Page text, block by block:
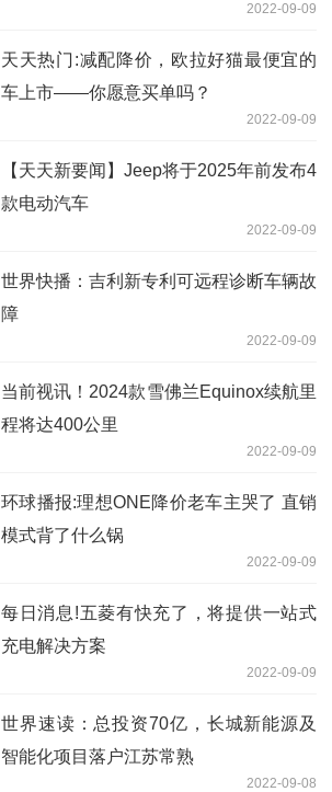
2022-09-09
天天热门:减配降价，欧拉好猫最便宜的
车上市——你愿意买单吗？
2022-09-09
【天天新要闻】Jeep将于2025年前发布4
款电动汽车
2022-09-09
世界快播：吉利新专利可远程诊断车辆故
障
2022-09-09
当前视讯！2024款雪佛兰Equinox续航里
程将达400公里
2022-09-09
环球播报:理想ONE降价老车主哭了 直销
模式背了什么锅
2022-09-09
每日消息!五菱有快充了，将提供一站式
充电解决方案
2022-09-09
世界速读：总投资70亿，长城新能源及
智能化项目落户江苏常熟
2022-09-08